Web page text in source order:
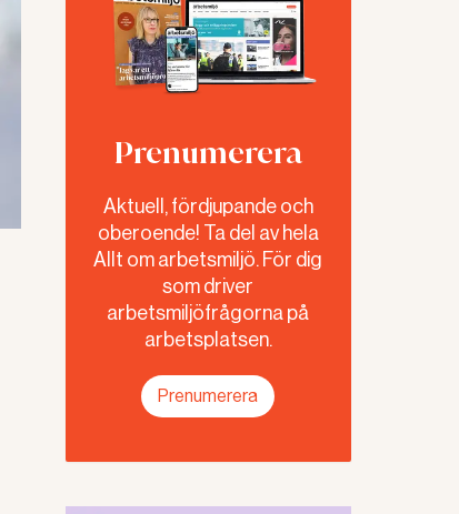
Prenumerera
Aktuell, fördjupande och
oberoende! Ta del av hela
Allt om arbetsmiljö. För dig
som driver
arbetsmiljöfrågorna på
arbetsplatsen.
Prenumerera